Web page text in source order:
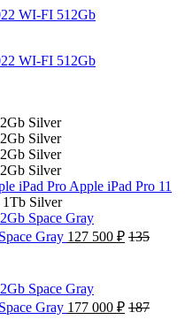
iPad Pro Apple iPad Pro 11
Silver
Gray 127 500 ₽ 135
Gray 177 000 ₽ 187